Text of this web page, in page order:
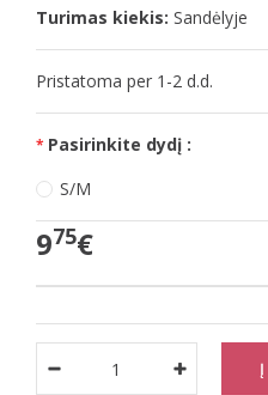
Turimas kiekis: Sandėlyje
Pristatoma per 1-2 d.d.
Pasirinkite dydį :
S/M
975€